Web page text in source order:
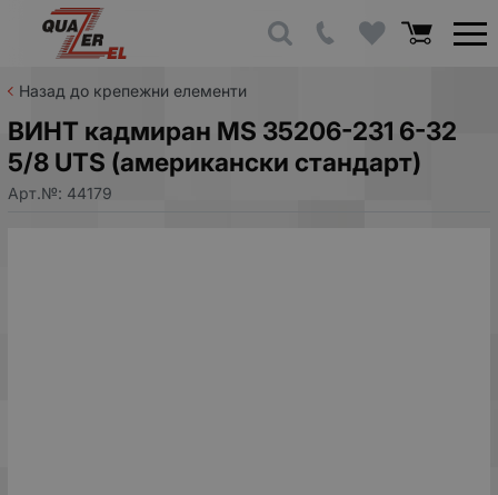
Назад до крепежни елементи
ВИНТ кадмиран MS 35206-231 6-32
5/8 UTS (американски стандарт)
Арт.№: 44179